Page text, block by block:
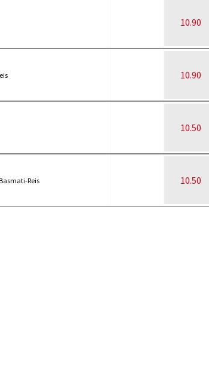
10.90
10.90
10.50
Reis
10.50